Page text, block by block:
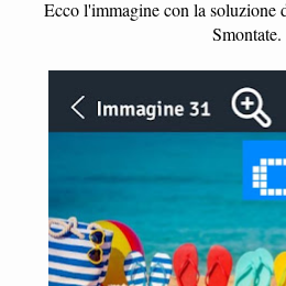
Ecco l'immagine con la soluzione
Smontate.